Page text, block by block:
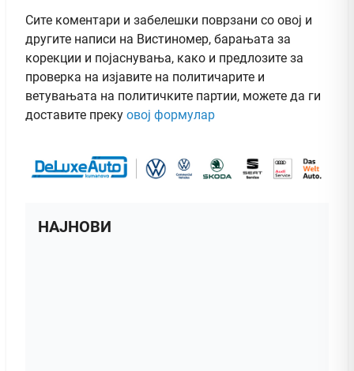
Сите коментари и забелешки поврзани со овој и
другите написи на Вистиномер, барањата за
корекции и појаснувања, како и предлозите за
проверка на изјавите на политичарите и
ветувањата на политичките партии, можете да ги
доставите преку овој формулар
НАЈНОВИ